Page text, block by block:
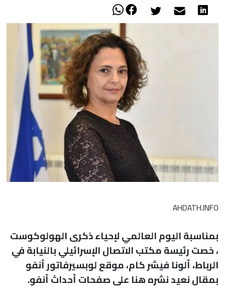
AHDATH.INFO
بمناسبة اليوم العالمي لإحياء ذكرى الهولوكوست
، خصت رئيسة مكتب الاتصال الإسرائيلي بالنيابة في
الرباط، ألونا فيشر كام، موقع لوبسيرفاتور أنفو
بمقال نعيد نشره هنا على صفحات أحداث أنفو.